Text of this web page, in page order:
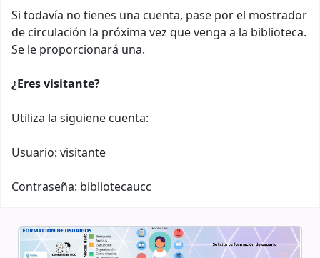
Si todavía no tienes una cuenta, pase por el mostrador
de circulación la próxima vez que venga a la biblioteca.
Se le proporcionará una.
¿Eres visitante?
Utiliza la siguiene cuenta:
Usuario: visitante
Contraseña: bibliotecaucc